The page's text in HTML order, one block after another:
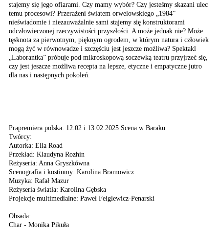
stajemy się jego ofiarami. Czy mamy wybór? Czy jesteśmy skazani ulec
temu procesowi? Przerażeni światem orwelowskiego „1984”
nieświadomie i niezauważalnie sami stajemy się konstruktorami
odczłowieczonej rzeczywistości przyszłości. A może jednak nie? Może
tęsknota za pierwotnym, pięknym ogrodem, w którym natura i człowiek
mogą żyć w równowadze i szczęściu jest jeszcze możliwa? Spektakl
„Laborantka” próbuje pod mikroskopową soczewką teatru przyjrzeć się,
czy jest jeszcze możliwa recepta na lepsze, etyczne i empatyczne jutro
dla nas i następnych pokoleń.
Prapremiera polska: 12.02 i 13.02.2025 Scena w Baraku
Twórcy:
Autorka: Ella Road
Przekład: Klaudyna Rozhin
Reżyseria: Anna Gryszkówna
Scenografia i kostiumy: Karolina Bramowicz
Muzyka: Rafał Mazur
Reżyseria światła: Karolina Gębska
Projekcje multimedialne: Paweł Feiglewicz-Penarski
Obsada:
Char - Monika Pikuła